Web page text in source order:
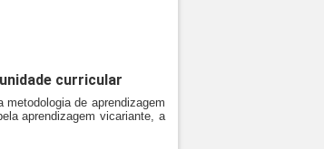
curricular
de aprendizagem
aprendizagem vicariante, a